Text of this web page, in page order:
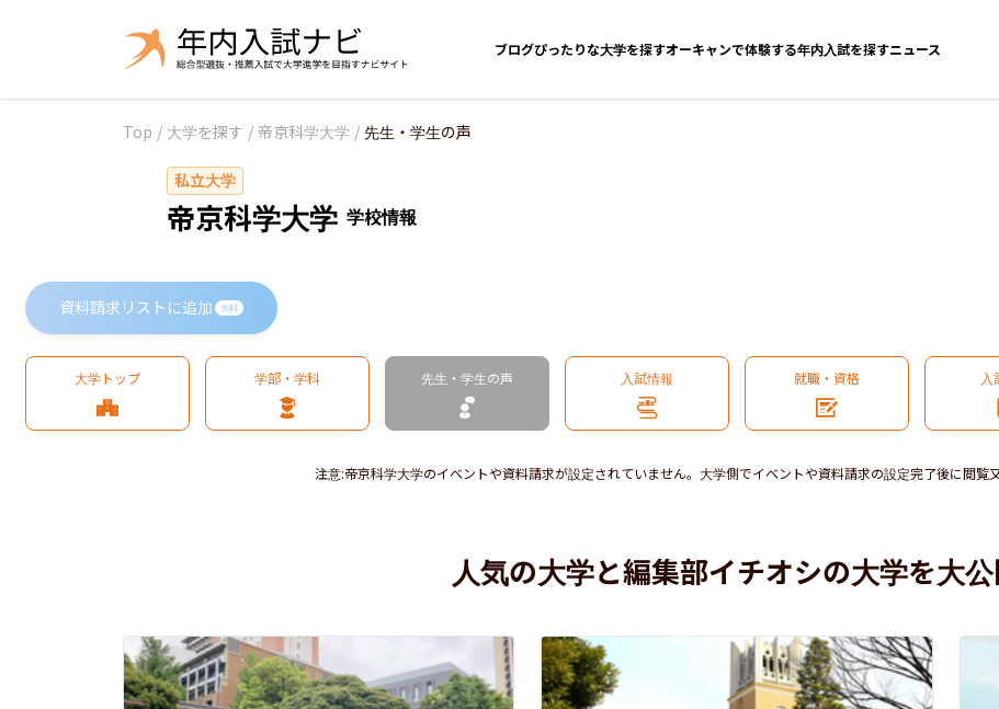
ブログぴったりな大学を探すオーキャンで体験する年内入試を探すニュース
Top / 大学を探す / 帝京科学大学 / 先生・学生の声
私立大学
帝京科学大学 学校情報
資料請求リストに追加 無料
大学トップ 学部・学科 先生・学生の声 入試情報 就職・資格 入
注意:帝京科学大学のイベントや資料請求が設定されていません。大学側でイベントや資料請求の設定完了後に閲覧
人気の大学と編集部イチオシの大学を大